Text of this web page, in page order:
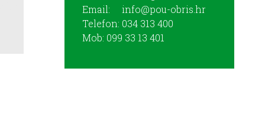
Email: info@pou-obris.hr
Telefon: 034 313 400
Mob: 099 33 13 401